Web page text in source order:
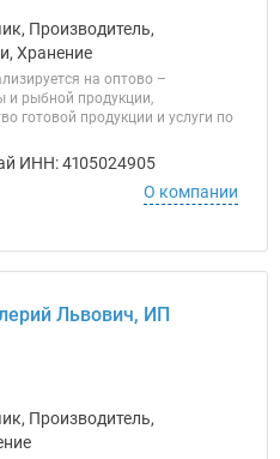
Производитель,
Хранение
на оптово –
и рыбной продукции,
готовой продукции и услуги по
ИНН: 4105024905
О компании
Львович, ИП
Производитель,